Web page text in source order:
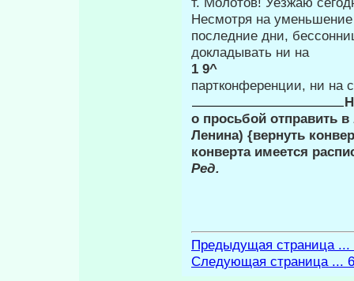
Несмотря на
по­следние дни,
докладывать ни на
1 9^
партконференции, ни на
о просьбой отправить в
Ленина) {вернуть
конверта имеется
Ред.
Предыдущая страница ...
Следующая страница ...